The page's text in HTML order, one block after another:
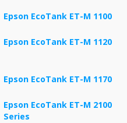
Epson EcoTank ET-M 1100
Epson EcoTank ET-M 1120
Epson EcoTank ET-M 1170
Epson EcoTank ET-M 2100
Series